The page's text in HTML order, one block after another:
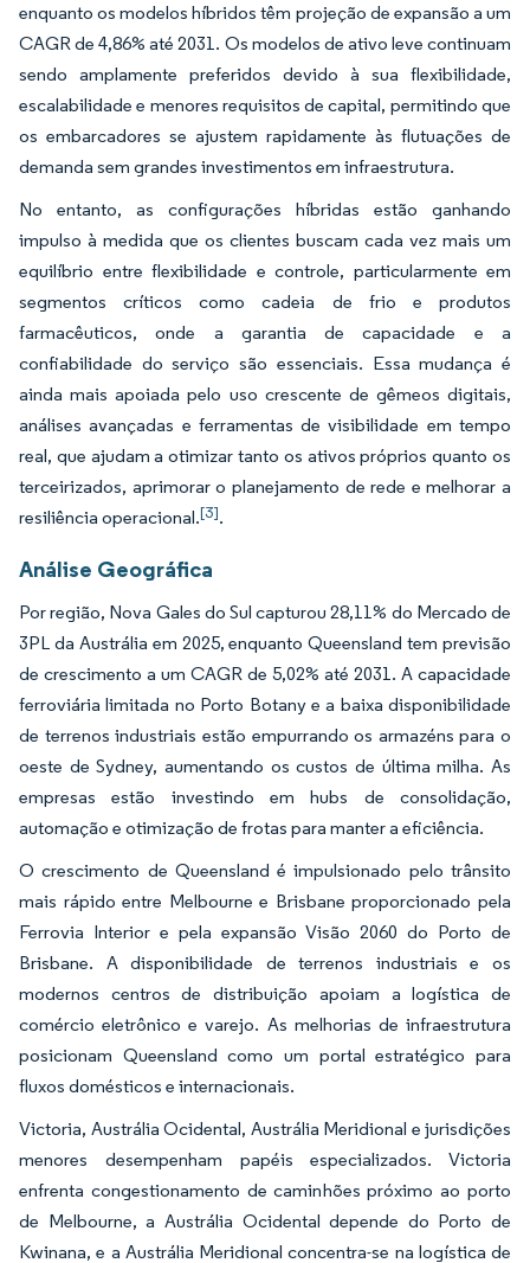
enquanto os modelos híbridos têm projeção de expansão a um
CAGR de 4,86% até 2031. Os modelos de ativo leve continuam
sendo amplamente preferidos devido à sua flexibilidade,
escalabilidade e menores requisitos de capital, permitindo que
os embarcadores se ajustem rapidamente às flutuações de
demanda sem grandes investimentos em infraestrutura.
No entanto, as configurações híbridas estão ganhando
impulso à medida que os clientes buscam cada vez mais um
equilíbrio entre flexibilidade e controle, particularmente em
segmentos críticos como cadeia de frio e produtos
farmacêuticos, onde a garantia de capacidade e a
confiabilidade do serviço são essenciais. Essa mudança é
ainda mais apoiada pelo uso crescente de gêmeos digitais,
análises avançadas e ferramentas de visibilidade em tempo
real, que ajudam a otimizar tanto os ativos próprios quanto os
terceirizados, aprimorar o planejamento de rede e melhorar a
resiliência operacional.[3].
Análise Geográfica
Por região, Nova Gales do Sul capturou 28,11% do Mercado de
3PL da Austrália em 2025, enquanto Queensland tem previsão
de crescimento a um CAGR de 5,02% até 2031. A capacidade
ferroviária limitada no Porto Botany e a baixa disponibilidade
de terrenos industriais estão empurrando os armazéns para o
oeste de Sydney, aumentando os custos de última milha. As
empresas estão investindo em hubs de consolidação,
automação e otimização de frotas para manter a eficiência.
O crescimento de Queensland é impulsionado pelo trânsito
mais rápido entre Melbourne e Brisbane proporcionado pela
Ferrovia Interior e pela expansão Visão 2060 do Porto de
Brisbane. A disponibilidade de terrenos industriais e os
modernos centros de distribuição apoiam a logística de
comércio eletrônico e varejo. As melhorias de infraestrutura
posicionam Queensland como um portal estratégico para
fluxos domésticos e internacionais.
Victoria, Austrália Ocidental, Austrália Meridional e jurisdições
menores desempenham papéis especializados. Victoria
enfrenta congestionamento de caminhões próximo ao porto
de Melbourne, a Austrália Ocidental depende do Porto de
Kwinana, e a Austrália Meridional concentra-se na logística de